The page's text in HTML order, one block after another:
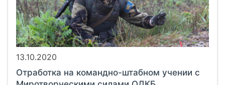
13.10.2020
Отработка на командно-штабном учении с